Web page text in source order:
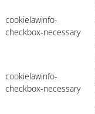
cookielawinfo-
checkbox-necessary
cookielawinfo-
checkbox-necessary